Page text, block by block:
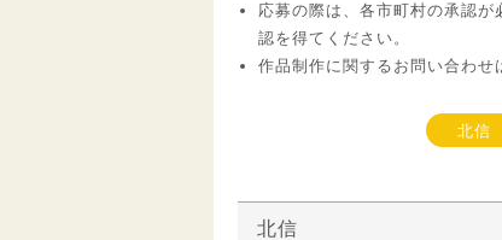
応募の際は、各市町村の承認
認を得てください。
作品制作に関するお問い合わせ
北信
北信